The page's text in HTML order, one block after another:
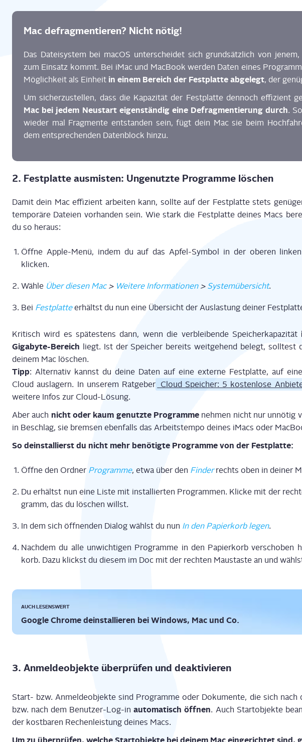
Mac defrag­men­tie­ren? Nicht nötig!
Das Datei­sys­tem bei macOS unter­schei­det sich grund­sätz­lich von
zum Ein­satz kommt. Bei iMac und Mac­Book wer­den Daten eines
Mög­lich­keit als Ein­heit in einem Bereich der Fest­plat­te abge­legt, der
Um sicher­zu­stel­len, dass die Kapa­zi­tät der Fest­plat­te den­noch effi­zi­ent
Mac bei jedem Neu­start eigen­stän­dig eine Defrag­men­tie­rung durch.
wie­der mal Frag­men­te ent­stan­den sein, fügt dein Mac sie beim
dem ent­spre­chen­den Daten­block hinzu.
2. Fest­plat­te aus­mis­ten: Unge­nutz­te Pro­gram­me löschen
Damit dein Mac effi­zi­ent arbei­ten kann, soll­te auf der Fest­plat­te stets
tem­po­rä­re Datei­en vor­han­den sein. Wie stark die Fest­plat­te dei­nes Macs
du so heraus:
Öff­ne Apple-Menü, indem du auf das Apfel-Sym­bol in der obe­ren
klicken.
Wäh­le Über die­sen Mac> Wei­te­re Infor­ma­tio­nen> Sys­tem­über­sicht.
Bei Fest­plat­te erhältst du nun eine Über­sicht der Aus­las­tung dei­ner
Kri­tisch wird es spä­tes­tens dann, wenn die ver­blei­ben­de Spei­cher­ka­pa­zi­tät
Giga­byte-Bereich liegt. Ist der Spei­cher bereits weit­ge­hend belegt, soll­test
dei­nem Mac löschen.
Tipp: Alter­na­tiv kannst du dei­ne Daten auf eine exter­ne Fest­plat­te, auf
Cloud aus­la­gern. In unse­rem Rat­ge­ber Cloud Spei­cher: 5 kos­ten­lo­se
wei­te­re Infos zur Cloud-Lösung.
Aber auch nicht oder kaum genutz­te Pro­gram­me neh­men nicht nur unnö­tig
in Beschlag, sie brem­sen eben­falls das Arbeits­tem­po dei­nes iMacs oder
So deinstal­lierst du nicht mehr benö­tig­te Pro­gram­me von der Festplatte:
Öff­ne den Ord­ner Pro­gram­me, etwa über den Fin­der rechts oben in dei­ner
Du erhältst nun eine Lis­te mit instal­lier­ten Pro­gram­men. Kli­cke mit der
gramm, das du löschen willst.
In dem sich öff­nen­den Dia­log wählst du nun In den Papier­korb legen.
Nach­dem du alle unwich­ti­gen Pro­gram­me in den Papier­korb ver­scho­ben
korb. Dazu klickst du die­sem im Doc mit der rech­ten Maus­tas­te an und
AUCH LESENSWERT
Goog­le Chro­me deinstal­lie­ren bei Win­dows, Mac und Co.
3. Anmel­de­ob­jek­te über­prü­fen und deaktivieren
Start- bzw. Anmel­de­ob­jek­te sind Pro­gram­me oder Doku­men­te, die sich nach
bzw. nach dem Benut­zer-Log-inauto­ma­tisch öff­nen. Auch Start­ob­jek­te
der kost­ba­ren Rechen­leis­tung dei­nes Macs.